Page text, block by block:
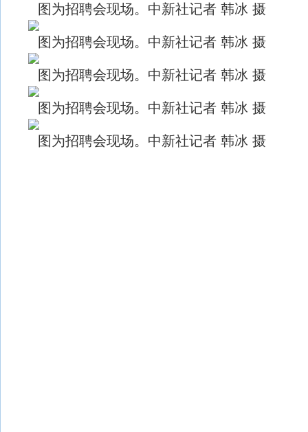
图为招聘会现场。中新社记者 韩冰 摄
图为招聘会现场。中新社记者 韩冰 摄
图为招聘会现场。中新社记者 韩冰 摄
图为招聘会现场。中新社记者 韩冰 摄
图为招聘会现场。中新社记者 韩冰 摄